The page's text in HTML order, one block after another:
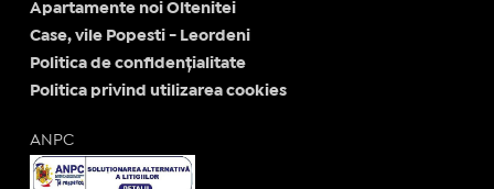
Apartamente noi Oltenitei
Case, vile Popesti - Leordeni
Politica de confidențialitate
Politica privind utilizarea cookies
ANPC